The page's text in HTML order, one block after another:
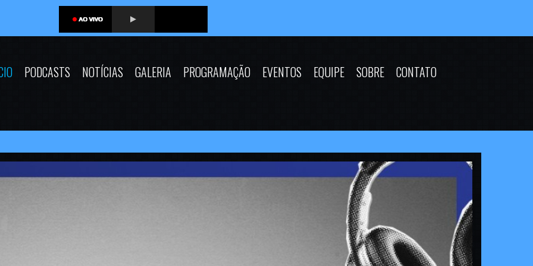
PODCASTS NOTÍCIAS GALERIA PROGRAMAÇÃO EVENTOS EQUIPE SOBRE CONTATO